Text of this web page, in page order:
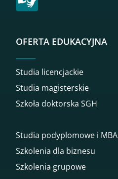
OFERTA EDUKACYJNA
Studia licencjackie
Studia magisterskie
Szkoła doktorska SGH
Studia podyplomowe i MBA
Szkolenia dla biznesu
Szkolenia grupowe